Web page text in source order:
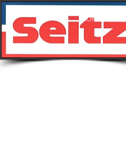
HOME